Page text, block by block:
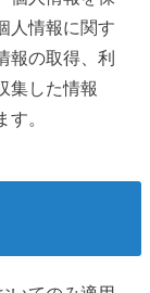
人情報に関す
報の取得、利
集した情報
。